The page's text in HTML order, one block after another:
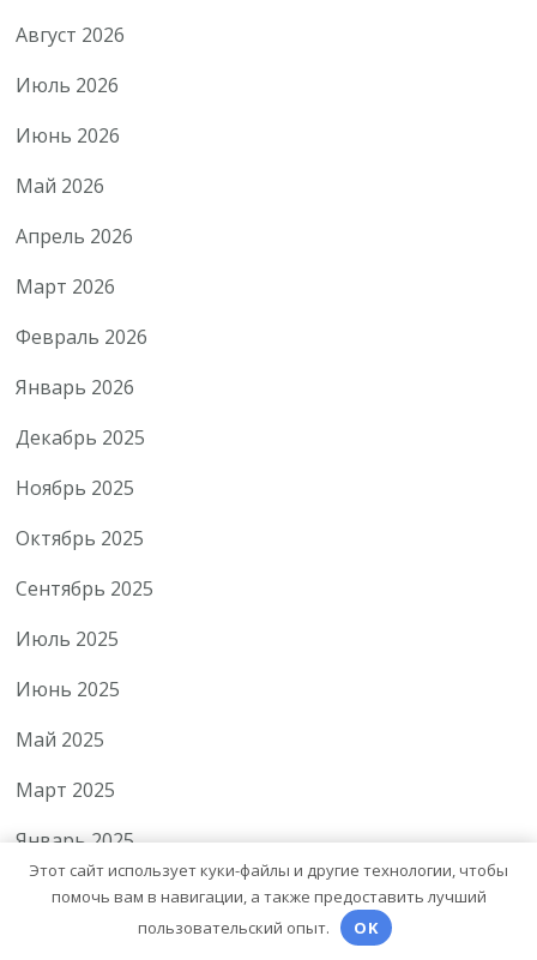
Август 2026
Июль 2026
Июнь 2026
Май 2026
Апрель 2026
Март 2026
Февраль 2026
Январь 2026
Декабрь 2025
Ноябрь 2025
Октябрь 2025
Сентябрь 2025
Июль 2025
Июнь 2025
Май 2025
Март 2025
Январь 2025
Декабрь 2024
Этот сайт использует куки-файлы и другие технологии, чтобы
помочь вам в навигации, а также предоставить лучший
пользовательский опыт.
OK